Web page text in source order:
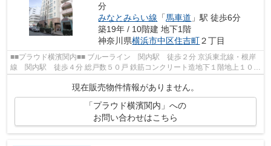
分
みなとみらい線 「馬車道 」駅 徒歩6分
築19年 / 10階建 地下1階
神奈川県横浜市中区住吉町２丁目
■■プラウド横濱関内■■ ブルーライン 関内駅 徒歩２分 京浜東北線・根岸
線 関内駅 徒歩４分 総戸数５０戸 鉄筋コンクリート造地下１階地上１０階
建 ２００６年１０月完成
現在販売物件情報がありません。
「プラウド横濱関内」への
お問い合わせはこちら